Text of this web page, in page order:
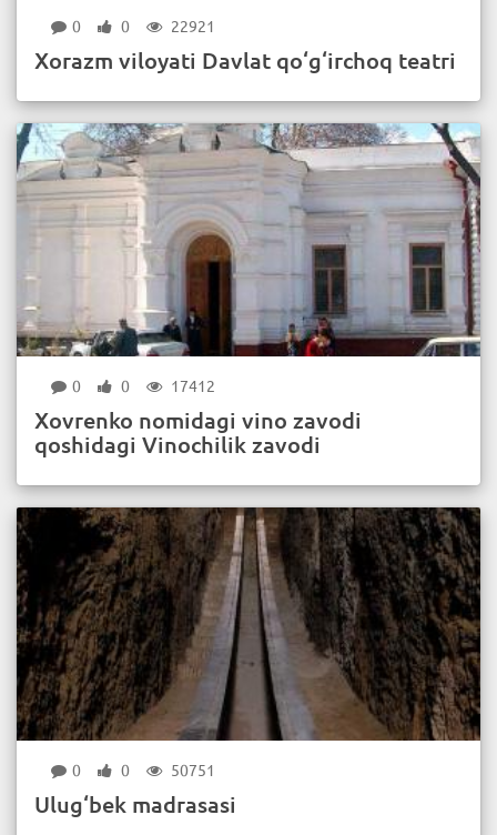
0 0 22921
Xorazm viloyati Davlat qo‘g‘irchoq teatri
0 0 17412
Xovrenko nomidagi vino zavodi
qoshidagi Vinochilik zavodi
0 0 50751
Ulug‘bek madrasasi